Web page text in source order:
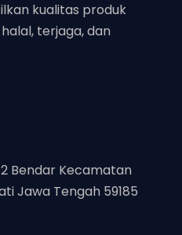
kualitas produk
terjaga, dan
Bendar Kecamatan
Jawa Tengah 59185